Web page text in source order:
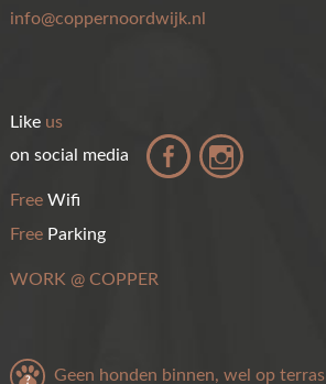
info@coppernoordwijk.nl
Like us
on social media
FreeWifi
FreeParking
WORK @COPPER
Geen honden binnen, wel op terras